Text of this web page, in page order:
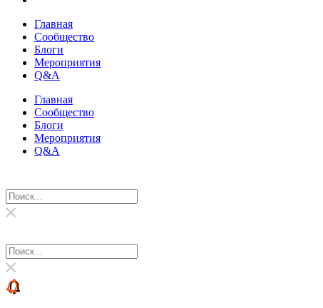
Главная
Сообщество
Блоги
Мероприятия
Q&A
Главная
Сообщество
Блоги
Мероприятия
Q&A